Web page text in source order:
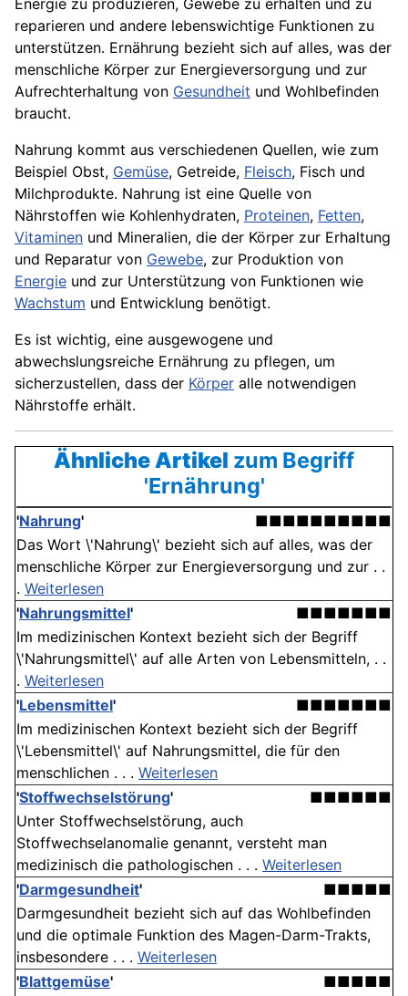
Energie zu produzieren, Gewebe zu erhalten und zu
reparieren und andere lebenswichtige Funktionen zu
unterstützen. Ernährung bezieht sich auf alles, was der
menschliche Körper zur Energieversorgung und zur
Aufrechterhaltung von Gesundheit und Wohlbefinden
braucht.
Nahrung kommt aus verschiedenen Quellen, wie zum
Beispiel Obst, Gemüse, Getreide, Fleisch, Fisch und
Milchprodukte. Nahrung ist eine Quelle von
Nährstoffen wie Kohlenhydraten, Proteinen, Fetten,
Vitaminen und Mineralien, die der Körper zur Erhaltung
und Reparatur von Gewebe, zur Produktion von
Energie und zur Unterstützung von Funktionen wie
Wachstum und Entwicklung benötigt.
Es ist wichtig, eine ausgewogene und
abwechslungsreiche Ernährung zu pflegen, um
sicherzustellen, dass der Körper alle notwendigen
Nährstoffe erhält.
Ähnliche Artikel zum Begriff
'Ernährung'
'Nahrung'
■■■■■■■■■■
Das Wort \'Nahrung\' bezieht sich auf alles, was der
menschliche Körper zur Energieversorgung und zur . .
. Weiterlesen
'Nahrungsmittel'
■■■■■■■
Im medizinischen Kontext bezieht sich der Begriff
\'Nahrungsmittel\' auf alle Arten von Lebensmitteln, . .
. Weiterlesen
'Lebensmittel'
■■■■■■■
Im medizinischen Kontext bezieht sich der Begriff
\'Lebensmittel\' auf Nahrungsmittel, die für den
menschlichen . . . Weiterlesen
'Stoffwechselstörung'
■■■■■■
Unter Stoffwechselstörung, auch
Stoffwechselanomalie genannt, versteht man
medizinisch die pathologischen . . . Weiterlesen
'Darmgesundheit'
■■■■■
Darmgesundheit bezieht sich auf das Wohlbefinden
und die optimale Funktion des Magen-Darm-Trakts,
insbesondere . . . Weiterlesen
'Blattgemüse' ■■■■■